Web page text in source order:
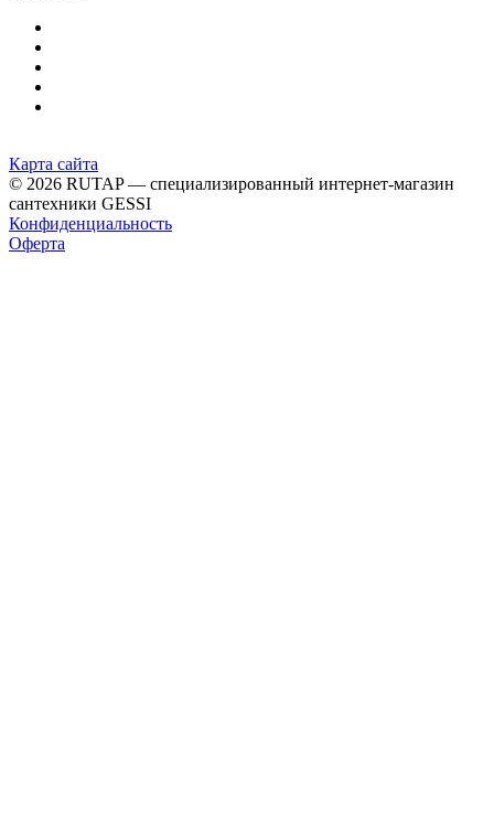
Карта сайта
© 2026 RUTAP — специализированный интернет-магазин
сантехники GESSI
Конфиденциальность
Оферта